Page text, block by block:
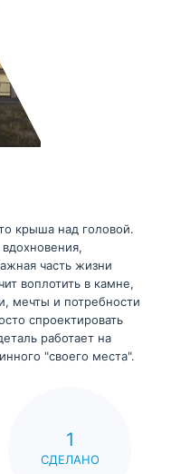
крыша над головой.
часть жизни
воплотить в камне,
мечты и потребности
спроектировать
работает на
"своего места".
1
СДЕЛАНО